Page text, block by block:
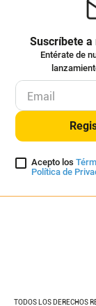
Suscríbete a
Entérate de
Acepto los
Política de
TODOS LOS DERECHOS